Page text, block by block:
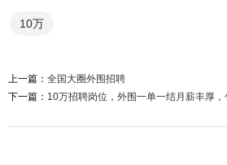
10万
上一篇： 全国大圈外围招聘
下一篇： 10万招聘岗位，外围一单一结月薪丰厚，